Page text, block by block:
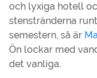
och lyxiga hotell
stenstränderna
semestern, så är
Ön lockar med
det vanliga.